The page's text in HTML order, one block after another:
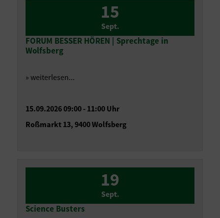
15
Sept.
FORUM BESSER HÖREN | Sprechtage in
Wolfsberg
» weiterlesen...
15.09.2026 09:00 - 11:00 Uhr
Roßmarkt 13, 9400 Wolfsberg
19
Sept.
Science Busters